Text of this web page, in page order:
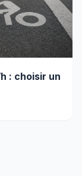
: choisir un